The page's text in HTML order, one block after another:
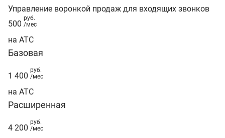
Управление воронкой продаж для входящих звонков
500
руб.
/мес
на АТС
Базовая
1 400
руб.
/мес
на АТС
Расширенная
4 200
руб.
/мес